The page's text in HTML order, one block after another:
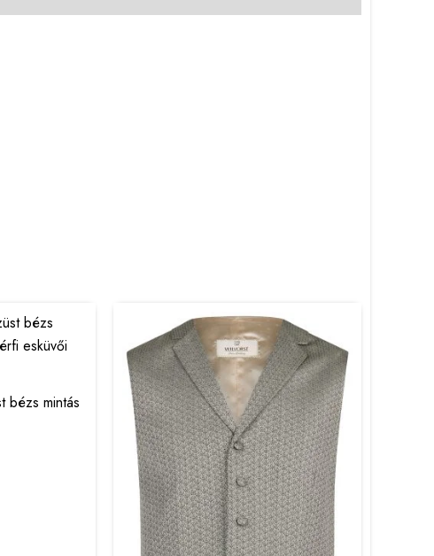
bézs mintás